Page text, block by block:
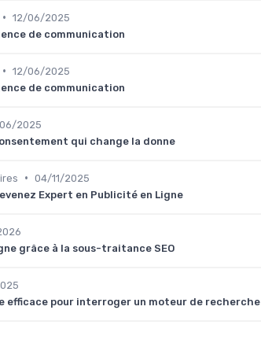
• 12/06/2025
de communication
• 12/06/2025
de communication
2025
qui change la donne
• 04/11/2025
Expert en Publicité en Ligne
grâce à la sous-traitance SEO
efficace pour interroger un moteur de recherche